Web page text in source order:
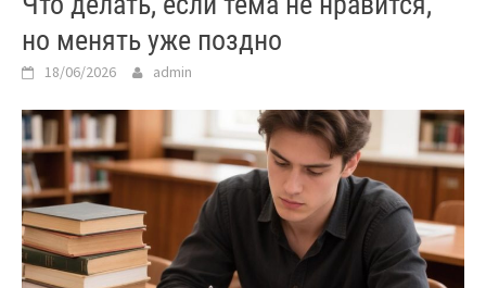
но менять уже поздно
18/06/2026 admin